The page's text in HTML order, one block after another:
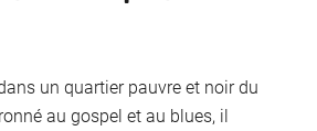
un quartier pauvre et noir du
au gospel et au blues, il